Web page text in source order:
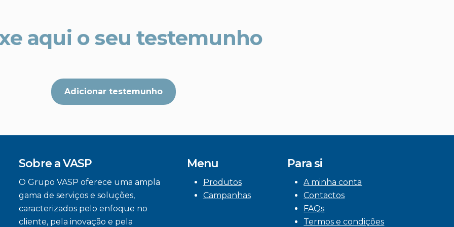
aqui o seu testemunho
Adicionar testemunho
Sobre a VASP
O Grupo VASP oferece uma ampla
gama de serviços e soluções,
caracterizados pelo enfoque no
cliente, pela inovação e pela
Menu
Produtos
Campanhas
Para si
A minha conta
Contactos
FAQs
Termos e condições